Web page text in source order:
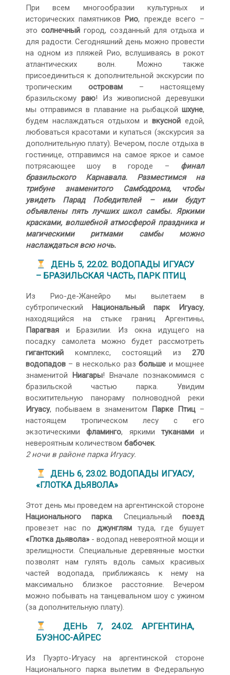
При всем многообразии культурных и
исторических памятников Рио, прежде всего –
это солнечный город, созданный для отдыха и
для радости. Сегодняшний день можно провести
на одном из пляжей Рио, вслушиваясь в рокот
атлантических волн. Можно также
присоединиться к дополнительной экскурсии по
тропическим островам – настоящему
бразильскомураю! Из живописной деревушки
мы отправимся в плавание на рыбацкой шхуне,
будем наслаждаться отдыхом и вкусной едой,
любоваться красотами и купаться (экскурсия за
дополнительную плату). Вечером, после отдыха в
гостинице, отправимся на самое яркое и самое
потрясающее шоу в городе – финал
бразильского Карнавала. Разместимся на
трибуне знаменитого Самбодрома, чтобы
увидеть Парад Победителей – ими будут
объявлены пять лучших школ самбы. Яркими
красками, волшебной атмосферой праздника и
магическими ритмами самбы можно
наслаждаться всю ночь.
ДЕНЬ 5, 22.02. ВОДОПАДЫ ИГУАСУ
– БРАЗИЛЬСКАЯ ЧАСТЬ, ПАРК ПТИЦ
Из Рио-де-Жанейро мы вылетаем в
субтропический Национальный парк Игуасу,
находящийся на стыке границ Аргентины,
Парагвая и Бразилии. Из окна идущего на
посадку самолета можно будет рассмотреть
гигантский комплекс, состоящий из 270
водопадов – в несколько разбольше и мощнее
знаменитой Ниагары! Вначале познакомимся с
бразильской частью парка. Увидим
восхитительную панораму полноводной реки
Игуасу, побываем в знаменитом Парке Птиц –
настоящем тропическом лесу с его
экзотическимифламинго, яркими туканами и
невероятным количеством бабочек.
2 ночи в районе парка Игуасу.
ДЕНЬ 6, 23.02. ВОДОПАДЫ ИГУАСУ,
«ГЛОТКА ДЬЯВОЛА»
Этот день мы проведем на аргентинской стороне
Национального парка. Специальный поезд
провезет нас по джунглям туда, где бушует
«Глотка дьявола» - водопад невероятной мощи и
зрелищности. Специальные деревянные мостки
позволят нам гулять вдоль самых красивых
частей водопада, приближаясь к нему на
максимально близкое расстояние. Вечером
можно побывать на танцевальном шоу с ужином
(за дополнительную плату).
ДЕНЬ 7, 24.02. АРГЕНТИНА,
БУЭНОС-АЙРЕС
Из Пуэрто-Игуасу на аргентинской стороне
Национального парка вылетим в Федеральную